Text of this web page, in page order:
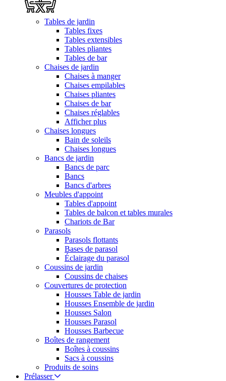
Tables de jardin
Tables fixes
Tables extensibles
Tables pliantes
Tables de bar
Chaises de jardin
Chaises à manger
Chaises empilables
Chaises pliantes
Chaises de bar
Chaises réglables
Afficher plus
Chaises longues
Bain de soleils
Chaises longues
Bancs de jardin
Bancs de parc
Bancs
Bancs d'arbres
Meubles d'appoint
Tables d'appoint
Tables de balcon et tables murales
Chariots de Bar
Parasols
Parasols flottants
Bases de parasol
Éclairage du parasol
Coussins de jardin
Coussins de chaises
Couvertures de protection
Housses Table de jardin
Housses Ensemble de jardin
Housses Salon
Housses Parasol
Housses Barbecue
Boîtes de rangement
Boîtes à coussins
Sacs à coussins
Produits de soins
Prélasser